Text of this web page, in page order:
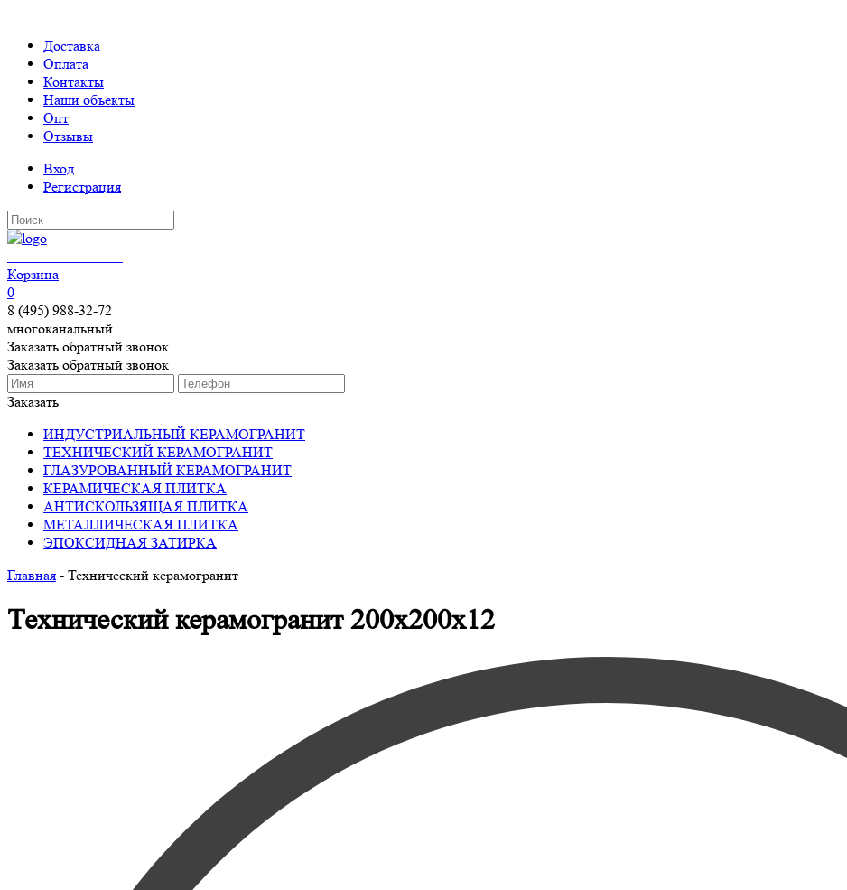
Доставка
Оплата
Контакты
Наши объекты
Опт
Отзывы
Вход
Регистрация
Корзина
0
8 (495) 988-32-72
многоканальный
Заказать обратный звонок
Заказать обратный звонок
Заказать
ИНДУСТРИАЛЬНЫЙ КЕРАМОГРАНИТ
ТЕХНИЧЕСКИЙ КЕРАМОГРАНИТ
ГЛАЗУРОВАННЫЙ КЕРАМОГРАНИТ
КЕРАМИЧЕСКАЯ ПЛИТКА
АНТИСКОЛЬЗЯЩАЯ ПЛИТКА
МЕТАЛЛИЧЕСКАЯ ПЛИТКА
ЭПОКСИДНАЯ ЗАТИРКА
Главная - Технический керамогранит
Технический керамогранит 200х200х12